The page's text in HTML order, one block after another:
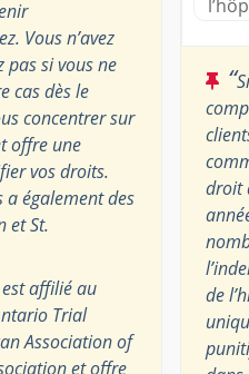
Vous n’avez
pas si vous ne
cas dès le
concentrer sur
offre une
vos droits.
a également des
et St.
affilié au
Trial
Association of
et offre
“
droit
de